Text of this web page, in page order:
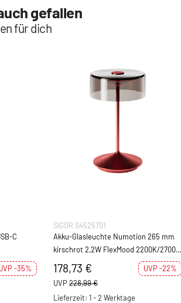
gefallen
für dich
C
-35%
SIGOR S4525701
Akku-Glasleuchte Numotion 265 mm
kirschrot 2,2W FlexMood 2200K/2700K
IP54 171lm
178,73 €
UVP -22%
UVP 228,99 €
Lieferzeit: 1 - 2 Werktage